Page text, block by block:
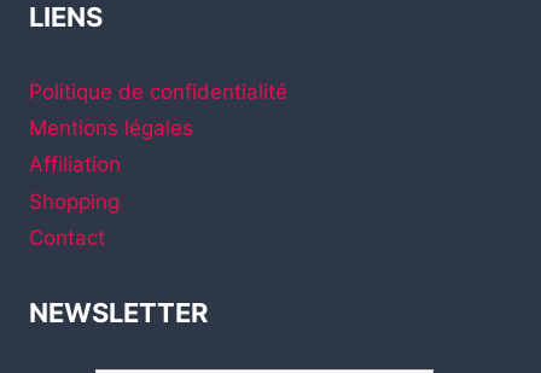
CONCENTRATEUR
HOMEKIT
LIENS
Politique de confidentialité
Mentions légales
Affiliation
Shopping
Contact
NEWSLETTER